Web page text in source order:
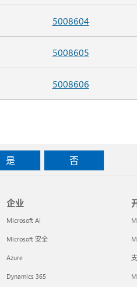
5008604
5008605
5008606
是 否
企业
Microsoft AI
Microsoft 安全
Azure
Dynamics 365